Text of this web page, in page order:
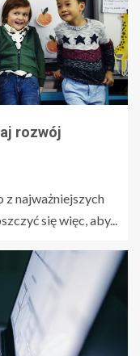
rozwój
z najważniejszych
się więc, aby...